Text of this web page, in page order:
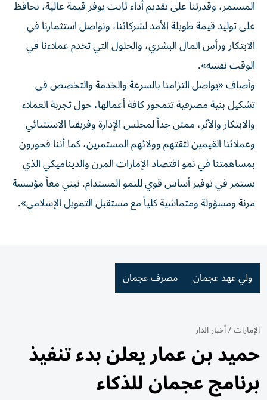
المستمر، وقدرتنا على تقديم أداء ثابت يوفر قيمة عالية، نحافظ
على توليد قيمة طويلة الأمد لشركائنا، ونواصل استثمارنا في
الابتكار ورأس المال البشري، والحلول التي تخدم عملاءنا في
الوقت نفسه».
وأضاف «يواصل التزامنا بالسرعة والخدمة والتخصص في
تشكيل بنية مصرفية تتمحور كافة أعمالها، حول تجربة العملاء
والابتكار والأثر، ممتن جداً لمجلس الإدارة وفريقنا الاستثنائي
وعملائنا القيمين لثقتهم وولائهم المستمرين، كما أننا فخورون
بمساهمتنا في نمو اقتصاد الإمارات المرن والديناميكي الذي
يستمر في توفير أساس قوي للنمو المستدام. نبني معاً مؤسسة
مرنة ومسؤولة ومتماشية كلياً مع مستقبل التمويل الإسلامي».
ولي عهد عجمان مصرف عجمان
الإمارات/أخبار الدار
حميد بن عمار يعلن بدء تنفيذ
برنامج عجمان للذكاء